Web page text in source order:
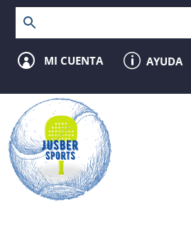
 MI CUENTA p AYUDA